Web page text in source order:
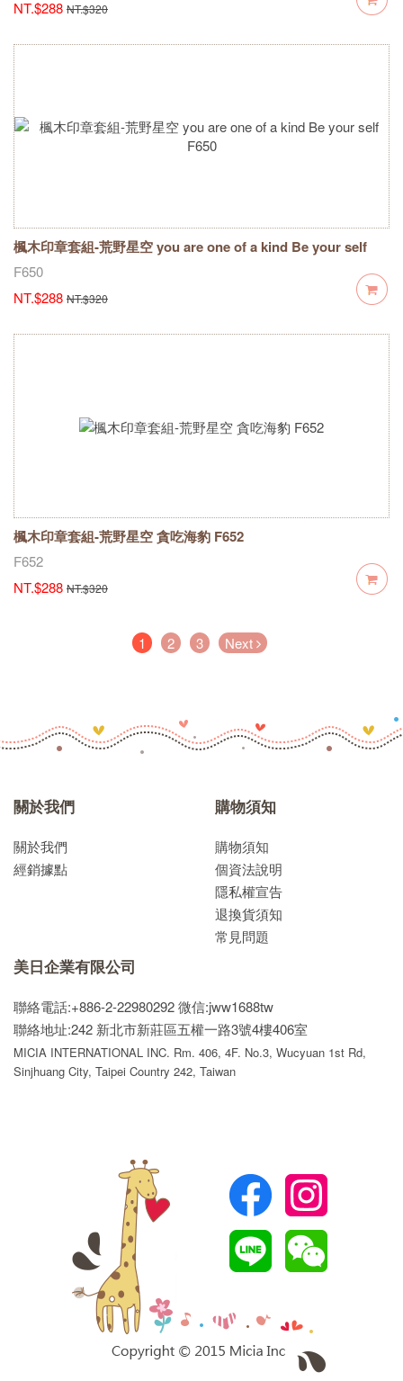
NT.$288 NT.$320
楓木印章套組-荒野星空 you are one of a kind Be your self
F650
F650
NT.$288 NT.$320
楓木印章套組-荒野星空 貪吃海豹 F652
F652
NT.$288 NT.$320
1 (current)
2 3 Next
關於我們
關於我們
經銷據點
購物須知
購物須知
個資法說明
隱私權宣告
退換貨須知
常見問題
美日企業有限公司
聯絡電話:+886-2-22980292微信:jww1688tw
聯絡地址:242 新北市新莊區五權一路3號4樓406室
MICIA INTERNATIONAL INC. Rm. 406, 4F. No.3, Wucyuan 1st Rd,
Sinjhuang City, Taipei Country 242, Taiwan